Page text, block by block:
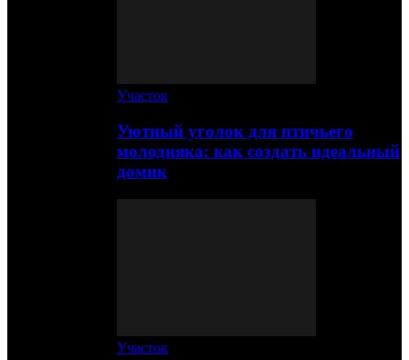
Участок
Уютный уголок для птичьего
молодняка: как создать идеальный
домик
Участок